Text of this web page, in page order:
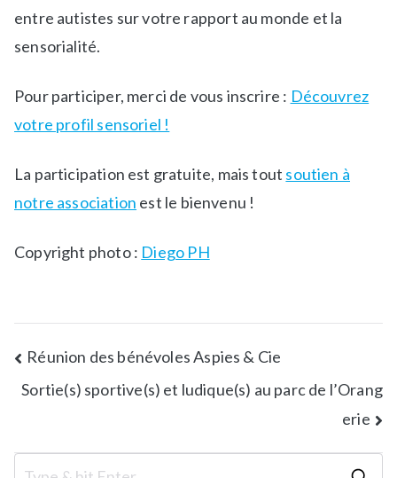
e
s
entre autistes sur votre rapport au monde et la
sensorialité.
Pour participer, merci de vous inscrire : Découvrez
votre profil sensoriel !
La participation est gratuite, mais tout soutien à
notre association est le bienvenu !
Copyright photo : Diego PH
Réunion des bénévoles Aspies & Cie​
Sortie(s) sportive(s) et ludique(s) au parc de l’Orang
erie